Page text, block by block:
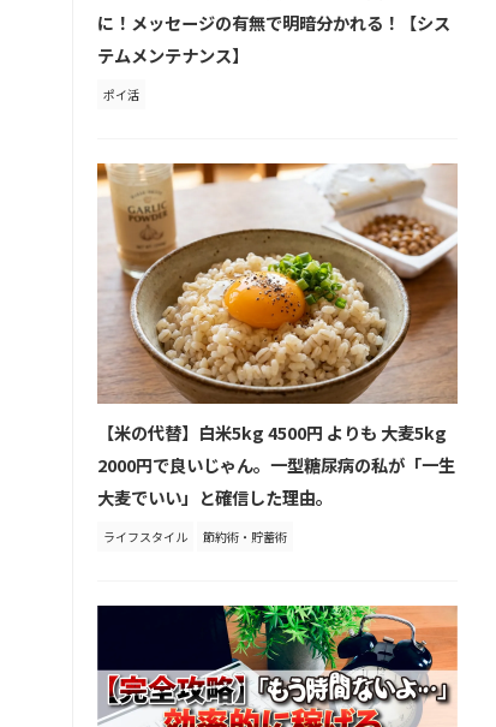
に！メッセージの有無で明暗分かれる！【シス
テムメンテナンス】
ポイ活
【米の代替】白米5kg 4500円 よりも 大麦5kg
2000円で良いじゃん。一型糖尿病の私が「一生
大麦でいい」と確信した理由。
ライフスタイル 節約術・貯蓄術